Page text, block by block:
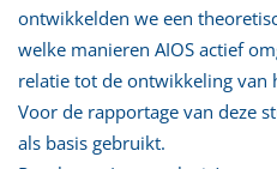
ontwikkelden we een
welke manieren AIOS actief
relatie tot de ontwikkeling van
Voor de rapportage van deze
als basis gebruikt.